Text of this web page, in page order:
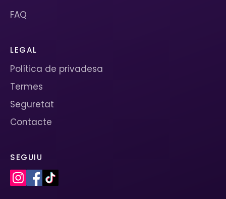
FAQ
LEGAL
Política de privadesa
Termes
Seguretat
Contacte
SEGUIU